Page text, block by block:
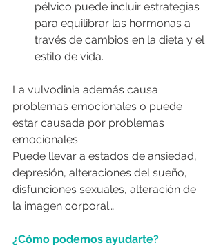
pélvico puede incluir estrategias
para equilibrar las hormonas a
través de cambios en la dieta y el
estilo de vida.
La vulvodinia además causa
problemas emocionales o puede
estar causada por problemas
emocionales.
Puede llevar a estados de ansiedad,
depresión, alteraciones del sueño,
disfunciones sexuales, alteración de
la imagen corporal…
¿Cómo podemos ayudarte?